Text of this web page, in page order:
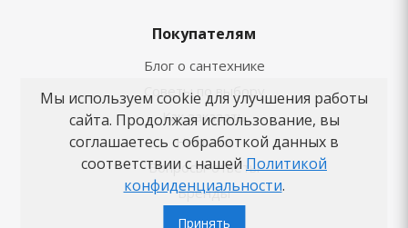
Покупателям
Блог о сантехнике
Советы по выбору
Как заказать
Новости
Вопросы-ответы
Бренды
Мы используем cookie для улучшения работы
сайта. Продолжая использование, вы
соглашаетесь с обработкой данных в
соответствии с нашей Политикой
конфиденциальности.
Принять